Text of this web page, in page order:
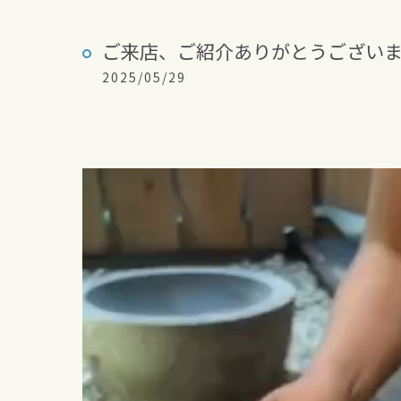
ご来店、ご紹介ありがとうござい
2025/05/29